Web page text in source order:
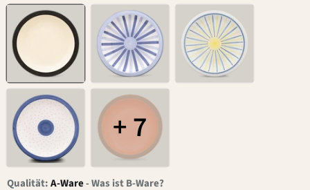
+ 7
Qualität:A-Ware-Was ist B-Ware?